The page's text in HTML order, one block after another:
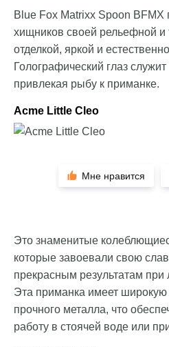
Blue Fox Matrixx Spoon BFMX
хищников своей рельефной и
отделкой, яркой и
Голографический глаз служит
привлекая рыбу к приманке.
Acme Little Cleo
Мне нравится
Это знаменитые
которые завоевали свою
прекрасным результатам при
Эта приманка имеет
прочного металла, что
работу в стоячей воде или